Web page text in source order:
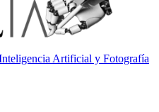
Artificial y Fotografía